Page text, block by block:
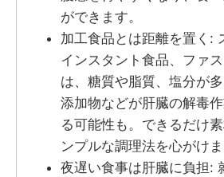
ができます。
加工食品とは距離を置く:
インスタント食品、ファ
は、糖質や脂質、塩分が多
添加物などが肝臓の解毒
る可能性も。できるだけ
ンプルな調理法を心がけま
夜遅い食事は肝臓に負担: